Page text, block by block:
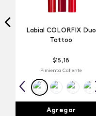
Labial COLORFIX Duo
Tattoo
$15 ,18
Pimienta Caliente
Agregar